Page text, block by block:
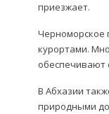
приезжает.
Черноморское
курортами.
обеспечивают
В Абхазии
природными